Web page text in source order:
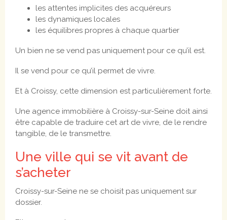
les attentes implicites des acquéreurs
les dynamiques locales
les équilibres propres à chaque quartier
Un bien ne se vend pas uniquement pour ce qu’il est.
Il se vend pour ce qu’il permet de vivre.
Et à Croissy, cette dimension est particulièrement forte.
Une agence immobilière à Croissy-sur-Seine doit ainsi
être capable de traduire cet art de vivre, de le rendre
tangible, de le transmettre.
Une ville qui se vit avant de
s’acheter
Croissy-sur-Seine ne se choisit pas uniquement sur
dossier.